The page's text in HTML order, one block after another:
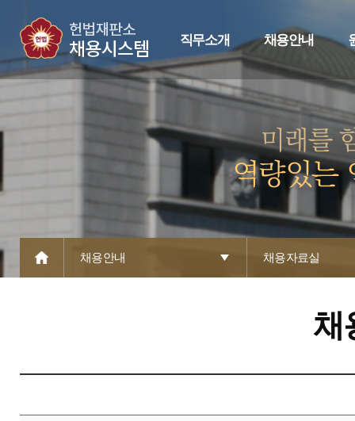
직무소개 채용안내
채용안내 채용자료실
채